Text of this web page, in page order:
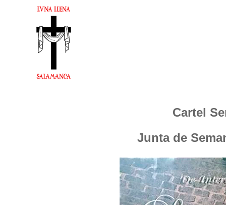
Cartel
Junta de